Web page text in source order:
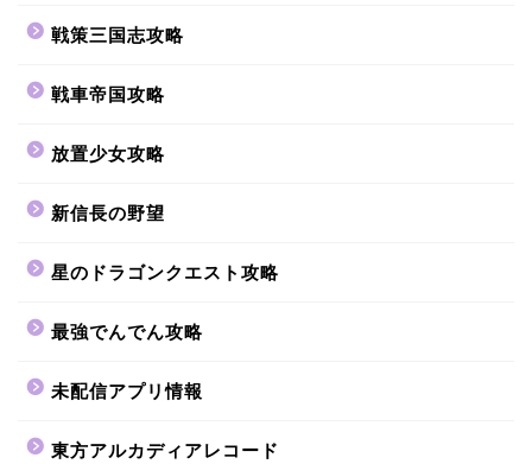
戦策三国志攻略
戦車帝国攻略
放置少女攻略
新信長の野望
星のドラゴンクエスト攻略
最強でんでん攻略
未配信アプリ情報
東方アルカディアレコード